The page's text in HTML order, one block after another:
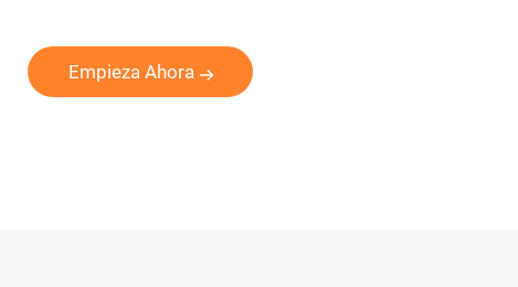
Empieza Ahora